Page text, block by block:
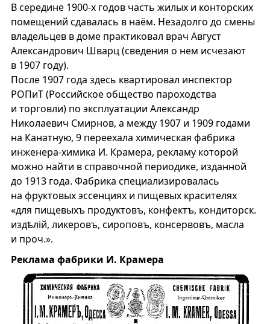
В середине 1900-х годов часть жилых и конторских
помещений сдавалась в наём. Незадолго до смены
владельцев в доме практиковал врач Август
Александрович Шварц (сведения о нем исчезают
в 1907 году).
После 1907 года здесь квартировал инспектор
РОПиТ (Российское общество пароходства
и торговли) по эксплуатации Александр
Николаевич Смирнов, а между 1907 и 1909 годами
на Канатную, 9 переехала химическая фабрика
инженера-химика И. Крамера, рекламу которой
можно найти в справочной периодике, изданной
до 1913 года. Фабрика специализировалась
на фруктовых эссенциях и пищевых красителях
«для пищевыхъ продуктовъ, конфектъ, кондиторск.
издѣлiй, ликеровъ, сироповъ, консервовъ, масла
и проч.».
Реклама фабрики И. Крамера